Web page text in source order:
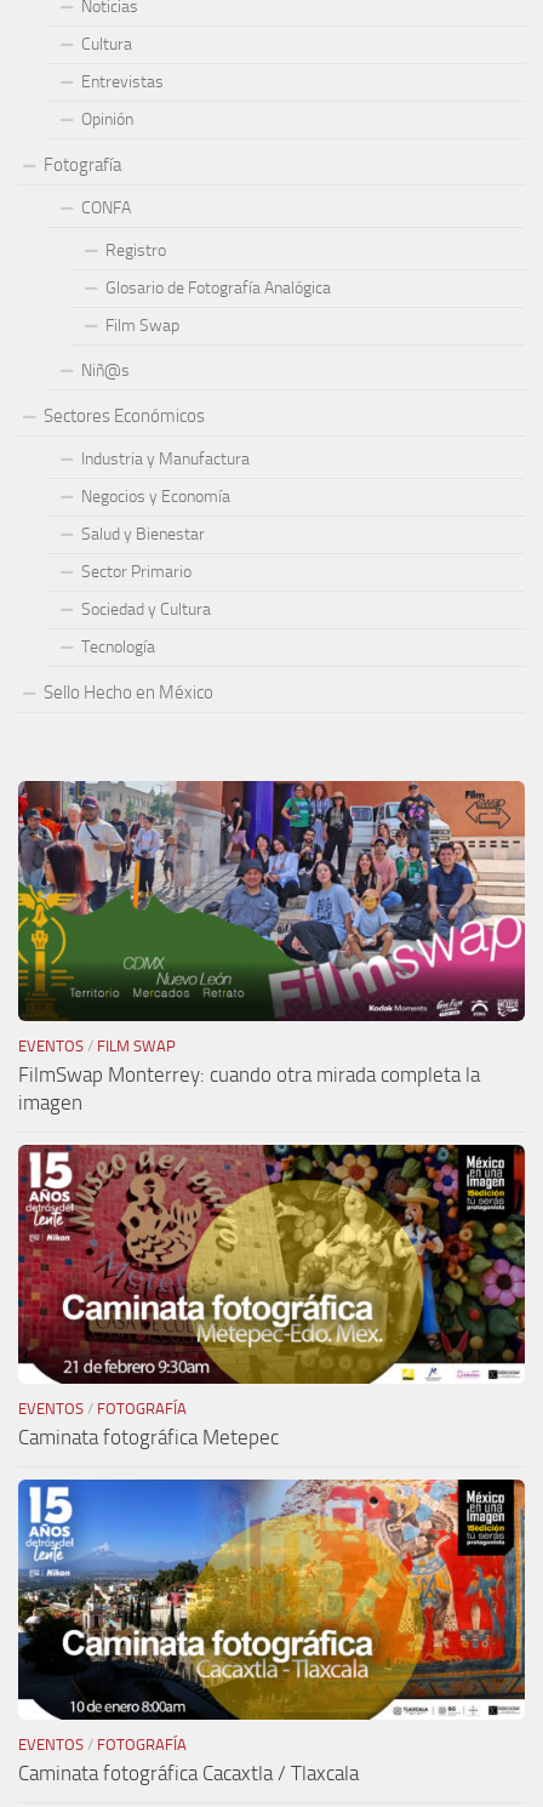
Noticias
Cultura
Entrevistas
Opinión
Fotografía
CONFA
Registro
Glosario de Fotografía Analógica
Film Swap
Niñ@s
Sectores Económicos
Industria y Manufactura
Negocios y Economía
Salud y Bienestar
Sector Primario
Sociedad y Cultura
Tecnología
Sello Hecho en México
EVENTOS / FILM SWAP
FilmSwap Monterrey: cuando otra mirada completa la
imagen
EVENTOS / FOTOGRAFÍA
Caminata fotográfica Metepec
EVENTOS / FOTOGRAFÍA
Caminata fotográfica Cacaxtla / Tlaxcala